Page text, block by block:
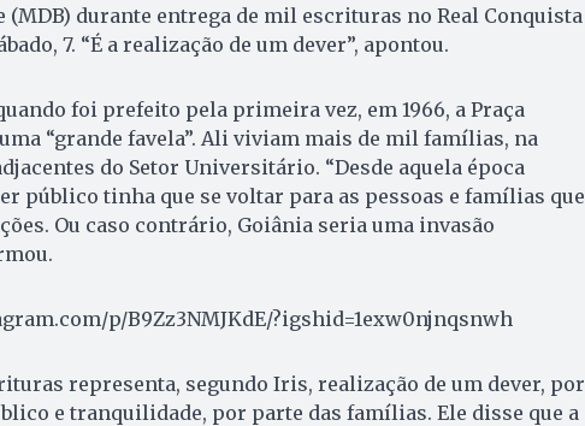
(MDB) durante entrega de mil escrituras no Real Conquista
7. “É a realização de um dever”, apontou.
foi prefeito pela primeira vez, em 1966, a Praça
“grande favela”. Ali viviam mais de mil famílias, na
do Setor Universitário. “Desde aquela época
público tinha que se voltar para as pessoas e famílias que
Ou caso contrário, Goiânia seria uma invasão
p/B9Zz3NMJKdE/?igshid=1exw0njnqsnwh
representa, segundo Iris, realização de um dever, por
e tranquilidade, por parte das famílias. Ele disse que a